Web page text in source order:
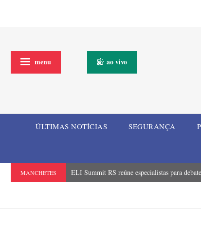
menu ao vivo
ÚLTIMAS NOTÍCIAS SEGURANÇA
MANCHETES ELI Summit RS reúne especialistas para